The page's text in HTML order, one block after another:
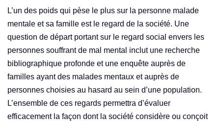
L’un des poids qui pèse le plus sur la personne malade
mentale et sa famille est le regard de la société. Une
question de départ portant sur le regard social envers les
personnes souffrant de mal mental inclut une recherche
bibliographique profonde et une enquête auprès de
familles ayant des malades mentaux et auprès de
personnes choisies au hasard au sein d’une population.
L’ensemble de ces regards permettra d’évaluer
efficacement la façon dont la société considère ou conçoit